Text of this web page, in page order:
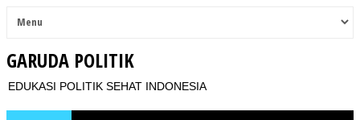
GARUDA POLITIK
EDUKASI POLITIK SEHAT INDONESIA